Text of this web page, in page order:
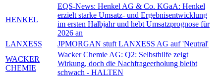
HENKEL
EQS-News: Henkel AG & Co. KGaA: Henkel
erzielt starke Umsatz- und Ergebnisentwicklung
im ersten Halbjahr und hebt Umsatzprognose für
2026 an
LANXESS
JPMORGAN stuft LANXESS AG auf 'Neutral'
WACKER
CHEMIE
Wacker Chemie AG: Q2: Selbsthilfe zeigt
Wirkung, doch die Nachfrageerholung bleibt
schwach - HALTEN